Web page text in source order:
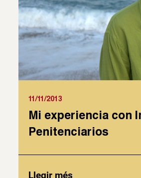
11/11/2013
Mi experiencia con
Penitenciarios
Llegir més